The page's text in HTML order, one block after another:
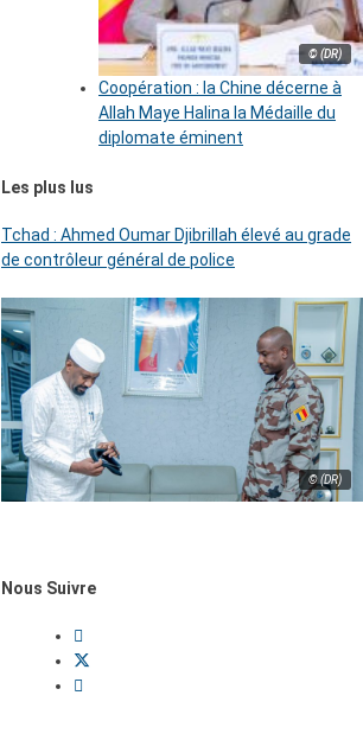
© (DR)
Coopération : la Chine décerne à
Allah Maye Halina la Médaille du
diplomate éminent
Les plus lus
Tchad : Ahmed Oumar Djibrillah élevé au grade
de contrôleur général de police
© (DR)
Nous Suivre